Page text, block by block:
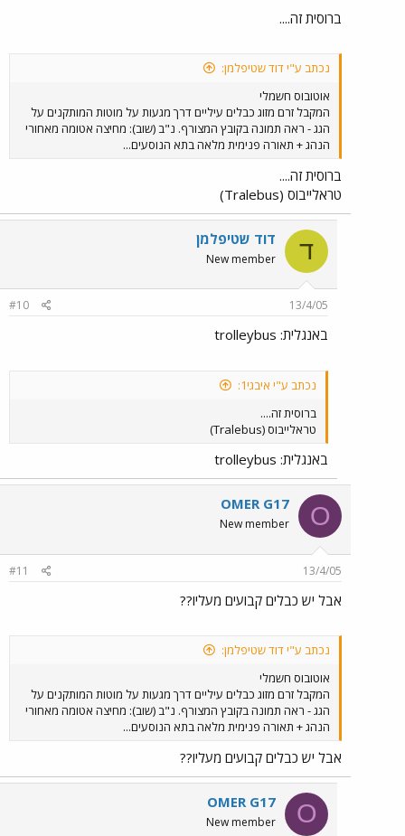
ברוסית זה....
נכתב ע"י דוד שטיפלמן:
אוטובוס חשמלי
המקבל זרם מזוג כבלים עיליים דרך מגעות על מוטות המותקנים על
הגג - ראה תמונה בקובץ המצורף. נ"ב (שוב): מחיצה אטומה מאחורי
הנהג + תאורה פנימית מלאה בתא הנוסעים...
ברוסית זה....
טראלייבוס (Tralebus)
ד דוד שטיפלמן
New member
13/4/05
#10
באנגלית: trolleybus
נכתב ע"י איבגי1:
ברוסית זה....
טראלייבוס (Tralebus)
באנגלית: trolleybus
O
OMER G17
New member
13/4/05
#11
אבל יש כבלים קבועים מעליו??
נכתב ע"י דוד שטיפלמן:
אוטובוס חשמלי
המקבל זרם מזוג כבלים עיליים דרך מגעות על מוטות המותקנים על
הגג - ראה תמונה בקובץ המצורף. נ"ב (שוב): מחיצה אטומה מאחורי
הנהג + תאורה פנימית מלאה בתא הנוסעים...
אבל יש כבלים קבועים מעליו??
O
OMER G17
New member